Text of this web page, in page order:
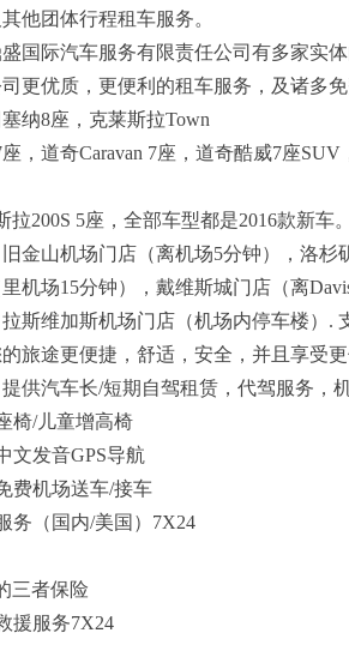
他团体行程租车服务。
国际汽车服务有限责任公司有多家实
更优质，更便利的租车服务，及诸多免
纳8座，克莱斯拉Town
座，道奇Caravan 7座，道奇酷威7座
拉200S 5座，全部车型都是2016款新车。
金山机场门店（离机场5分钟），洛
机场15分钟），戴维斯城门店（离
斯维加斯机场门店（机场内停车楼）.
旅途更便捷，舒适，安全，并且享受更
供汽车长/短期自驾租赁，代驾服务，
椅/儿童增高椅
文发音GPS导航
费机场送车/接车
务（国内/美国）7X24
三者保险
援服务7X24